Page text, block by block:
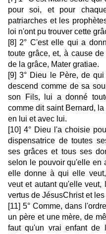
pour soi, et pour
patriarches et les
loi n'ont pu trouver cette
[8] 2° C'est elle qui a
toute grâce, et, à cause
de la grâce, Mater gratiae.
[9] 3° Dieu le Père, de
descend comme de sa
son Fils, lui a donné
comme dit saint Bernard,
en lui et avec lui.
[10] 4° Dieu l'a choisie
dispensatrice de toutes
ses grâces et tous ses
selon le pouvoir qu'elle en
elle donne à qui elle
veut et autant qu'elle veut,
vertus de JésusChrist et
[11] 5° Comme, dans
un père et une mère, de
faut qu'un vrai enfant de